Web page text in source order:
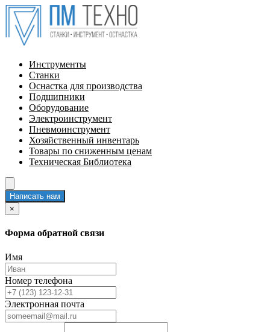
Инструменты
Станки
Оснастка для производства
Подшипники
Оборудование
Электроинструмент
Пневмоинструмент
Хозяйственный инвентарь
Товары по сниженным ценам
Техническая Библиотека
Написать нам
×
Форма обратной связи
Имя
Номер телефона
Электронная почта